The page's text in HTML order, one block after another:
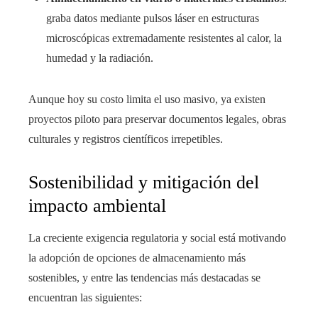
graba datos mediante pulsos láser en estructuras
microscópicas extremadamente resistentes al calor, la
humedad y la radiación.
Aunque hoy su costo limita el uso masivo, ya existen
proyectos piloto para preservar documentos legales, obras
culturales y registros científicos irrepetibles.
Sostenibilidad y mitigación del
impacto ambiental
La creciente exigencia regulatoria y social está motivando
la adopción de opciones de almacenamiento más
sostenibles, y entre las tendencias más destacadas se
encuentran las siguientes: